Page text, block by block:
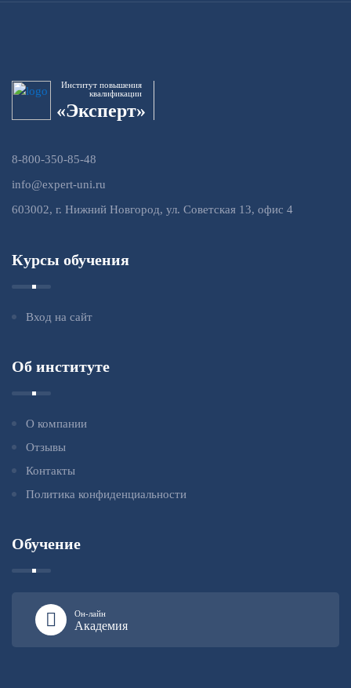
Институт повышения
квалификации
«Эксперт»
8-800-350-85-48
info@expert-uni.ru
603002, г. Нижний Новгород, ул. Советская 13, офис 4
Курсы обучения
Вход на сайт
Об институте
О компании
Отзывы
Контакты
Политика конфиденциальности
Обучение
Он-лайн
Академия